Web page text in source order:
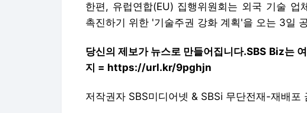
한편, 유럽연합(EU) 집행위원회는 외국 기술
촉진하기 위한 '기술주권 강화 계획'을 오는 3일
당신의 제보가 뉴스로 만들어집니다.SBS Biz는
지 = https://url.kr/9pghjn
저작권자 SBS미디어넷 & SBSi 무단전재-재배포